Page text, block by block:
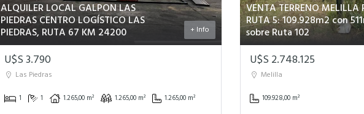
ALQUILER LOCAL GALPON LAS
PIEDRAS CENTRO LOGÍSTICO LAS
PIEDRAS, RUTA 67 KM 24200 + Info
U$S 3.790
Las Piedras
1 1 1.265,00 m² 1.265,00 m² 1.265,00 m²
VENTA TERRENO MELILLA
RUTA 5: 109.928m2 con
sobre Ruta 102
U$S 2.748.125
Melilla
109.928,00 m²